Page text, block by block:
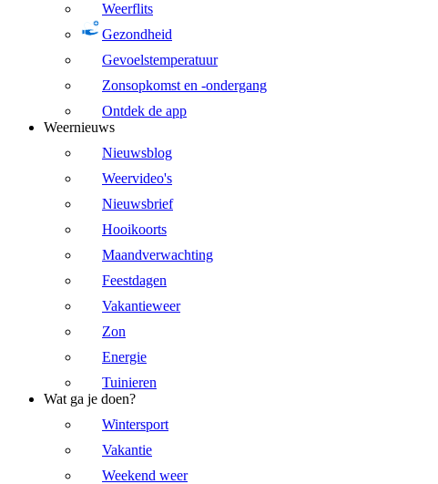
Weerflits
Gezondheid
Gevoelstemperatuur
Zonsopkomst en -ondergang
Ontdek de app
Weernieuws
Nieuwsblog
Weervideo's
Nieuwsbrief
Hooikoorts
Maandverwachting
Feestdagen
Vakantieweer
Zon
Energie
Tuinieren
Wat ga je doen?
Wintersport
Vakantie
Weekend weer